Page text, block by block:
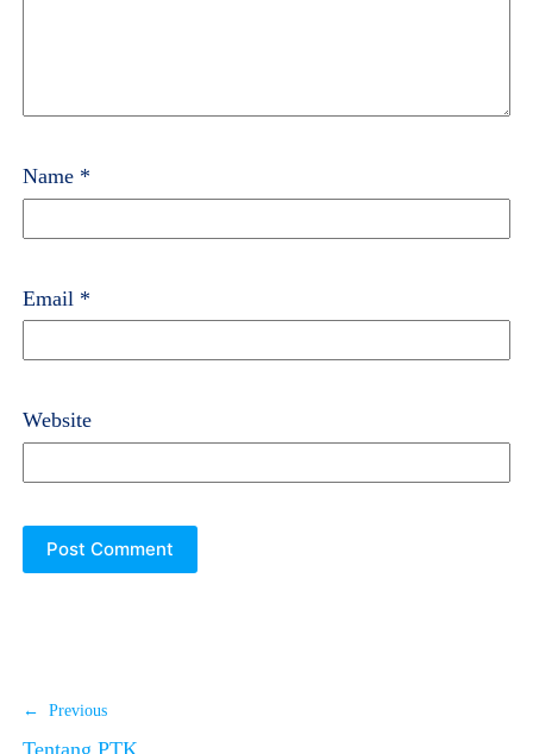
Name *
Email *
Website
← Previous
Tentang PTK